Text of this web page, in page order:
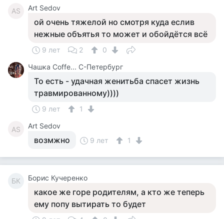
AS Art Sedov
ой очень тяжелой но смотря куда еслив
нежные объятья то может и обойдётся всё
9 лет 2
0
Чашка Cоffe... С-Петербург
То есть - удачная женитьба спасет жизнь
травмированному))))
9 лет 1
AS Art Sedov
возмжно 9 лет 1
БК Борис Кучеренко
какое же горе родителям, а кто же теперь
ему попу вытирать то будет